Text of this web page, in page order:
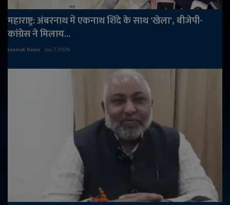
महाराष्ट्र: अंबरनाथ में एकनाथ शिंदे के साथ 'खेला', बीजेपी-
कांग्रेस ने मिलाय...
Janmat News Jan 7, 2026